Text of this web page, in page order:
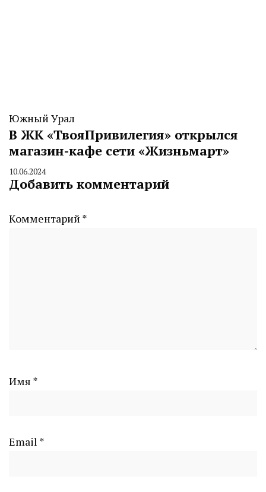
Южный Урал
В ЖК «ТвояПривилегия» открылся
магазин-кафе сети «Жизньмарт»
By
CHELINDUSTRY
10.06.2024
Добавить комментарий
Комментарий *
Имя *
Email *